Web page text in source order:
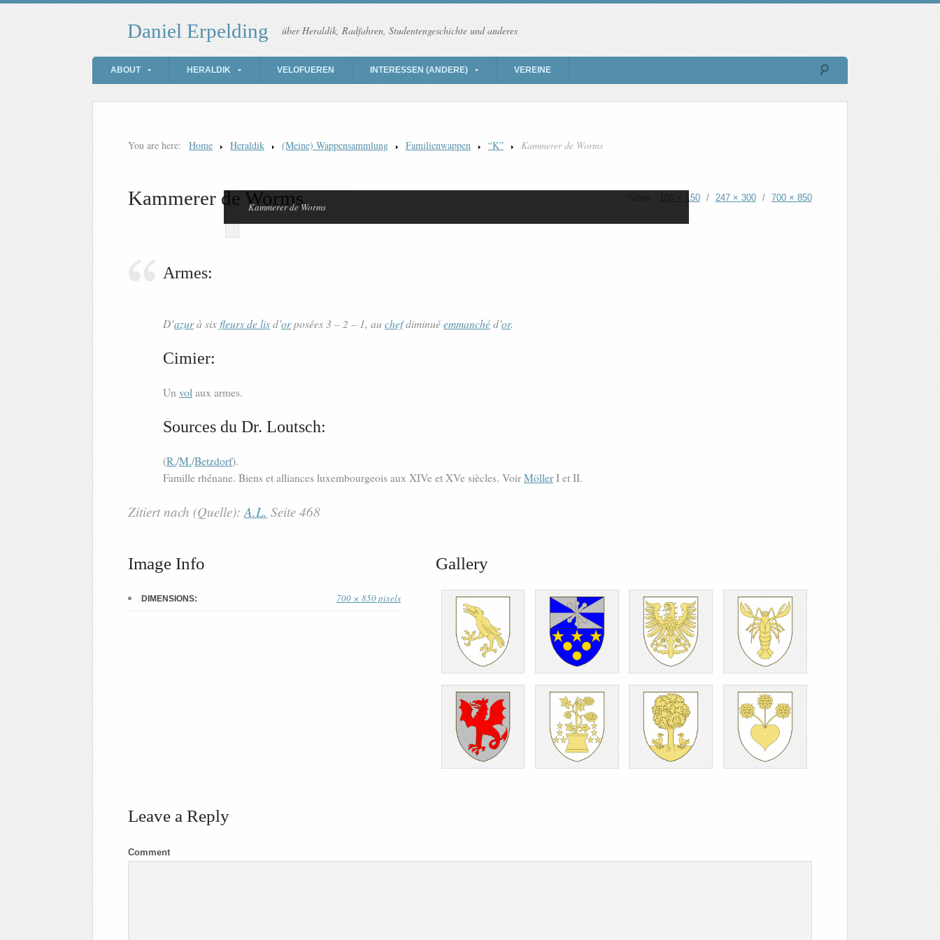
Daniel Erpelding über Heraldik, Radfahren, Studentengeschichte und anderes
ABOUT HERALDIK VELOFUEREN INTERESSEN (ANDERE) VEREINE
You are here: Home Heraldik (Meine) Wappensammlung Familienwappen “K” Kammerer de Worms
Kammerer de Worms 150 × 150 / 247 × 300 / 700 × 850
Kammerer de Worms
Armes:
D’azurà sixfleurs de lisd’orposées 3 – 2 – 1, au chefdiminuéemmanchéd’or.
Cimier:
Un vol aux armes.
Sources du Dr. Loutsch:
(R./M./Betzdorf).
Famille rhénane. Biens et alliances luxembourgeois aux XIVe et XVe siècles. Voir Möller I et II.
Zitiert nach (Quelle):A.L. Seite 468
Image Info
DIMENSIONS: 700 × 850 pixels
Gallery
Leave a Reply
Comment